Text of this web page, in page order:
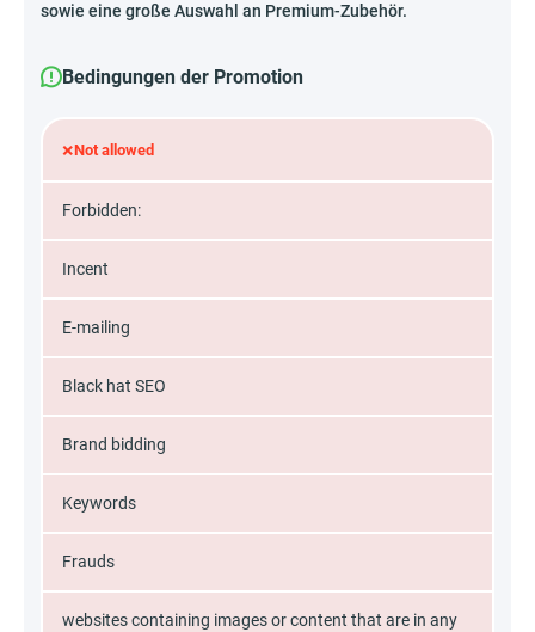
sowie eine große Auswahl an Premium-Zubehör.
Bedingungen der Promotion
×Not allowed
Forbidden:
Incent
E-mailing
Black hat SEO
Brand bidding
Keywords
Frauds
websites containing images or content that are in any